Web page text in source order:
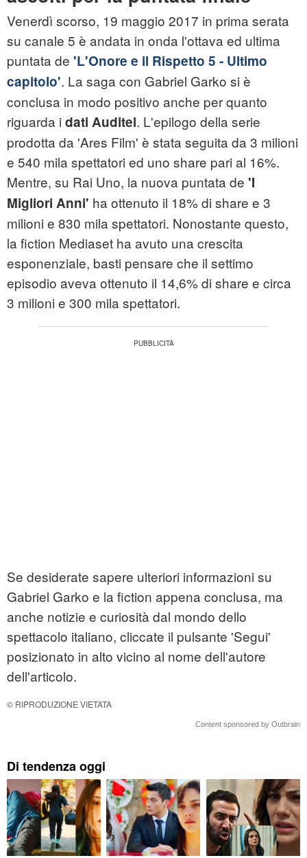
Venerdì scorso, 19 maggio 2017 in prima serata
su canale 5 è andata in onda l'ottava ed ultima
puntata de 'L'Onore e il Rispetto 5 - Ultimo
capitolo'. La saga con Gabriel Garko si è
conclusa in modo positivo anche per quanto
riguarda i dati Auditel. L'epilogo della serie
prodotta da 'Ares Film' è stata seguita da 3 milioni
e 540 mila spettatori ed uno share pari al 16%.
Mentre, su Rai Uno, la nuova puntata de 'I
Migliori Anni' ha ottenuto il 18% di share e 3
milioni e 830 mila spettatori. Nonostante questo,
la fiction Mediaset ha avuto una crescita
esponenziale, basti pensare che il settimo
episodio aveva ottenuto il 14,6% di share e circa
3 milioni e 300 mila spettatori.
Se desiderate sapere ulteriori informazioni su
Gabriel Garko e la fiction appena conclusa, ma
anche notizie e curiosità dal mondo dello
spettacolo italiano, cliccate il pulsante 'Segui'
posizionato in alto vicino al nome dell'autore
dell'articolo.
© RIPRODUZIONE VIETATA
Content sponsored by Outbrain
Di tendenza oggi